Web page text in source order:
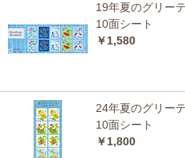
19年夏のグリー
10面シート
￥1,580
24年夏のグリー
10面シート
￥1,800